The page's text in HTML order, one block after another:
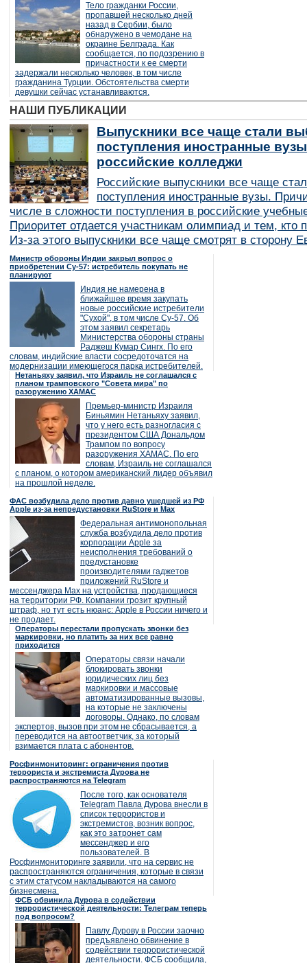
Тело гражданки России,
пропавшей несколько дней
назад в Сербии, было
обнаружено в чемодане на
окраине Белграда. Как
сообщается, по подозрению в
причастности к ее смерти
задержали несколько человек, в том числе
гражданина Турции. Обстоятельства смерти
девушки сейчас устанавливаются.
НАШИ ПУБЛИКАЦИИ
Выпускники все чаще стали
поступления иностранные
российские колледжи
Российские выпускники все чаще
поступления иностранные вузы.
числе в сложности поступления в российские
Приоритет отдается участникам олимпиад и тем, кто
Из-за этого выпускники все чаще смотрят в сторону
Министр обороны Индии закрыл вопрос о
приобретении Су-57: истребитель покупать не
планируют
Индия не намерена в
ближайшее время закупать
новые российские истребители
"Сухой", в том числе Су-57. Об
этом заявил секретарь
Министерства обороны страны
Раджеш Кумар Сингх. По его
словам, индийские власти сосредоточатся на
модернизации имеющегося парка истребителей.
Нетаньяху заявил, что Израиль не соглашался с
планом трамповского "Совета мира" по
разоружению ХАМАС
Премьер-министр Израиля
Биньямин Нетаньяху заявил,
что у него есть разногласия с
президентом США Дональдом
Трампом по вопросу
разоружения ХАМАС. По его
словам, Израиль не соглашался
с планом, о котором американский лидер объявил
на прошлой неделе.
ФАС возбудила дело против давно ушедшей из РФ
Apple из-за непредустановки RuStore и Max
Федеральная антимонопольная
служба возбудила дело против
корпорации Apple за
неисполнения требований о
предустановке
производителями гаджетов
приложений RuStore и
мессенджера Max на устройства, продающиеся
на территории РФ. Компании грозит крупный
штраф, но тут есть нюанс: Apple в России ничего и
не продает.
Операторы перестали пропускать звонки без
маркировки, но платить за них все равно
приходится
Операторы связи начали
блокировать звонки
юридических лиц без
маркировки и массовые
автоматизированные вызовы,
на которые не заключены
договоры. Однако, по словам
экспертов, вызов при этом не сбрасывается, а
переводится на автоответчик, за который
взимается плата с абонентов.
Росфинмониторинг: ограничения против
террориста и экстремиста Дурова не
распространяются на Telegram
После того, как основателя
Telegram Павла Дурова внесли в
список террористов и
экстремистов, возник вопрос,
как это затронет сам
мессенджер и его
пользователей. В
Росфинмониторинге заявили, что на сервис не
распространяются ограничения, которые в связи
с этим статусом накладываются на самого
бизнесмена.
ФСБ обвинила Дурова в содействии
террористической деятельности: Телеграм теперь
под вопросом?
Павлу Дурову в России заочно
предъявлено обвинение в
содействии террористической
деятельности. ФСБ сообщила,